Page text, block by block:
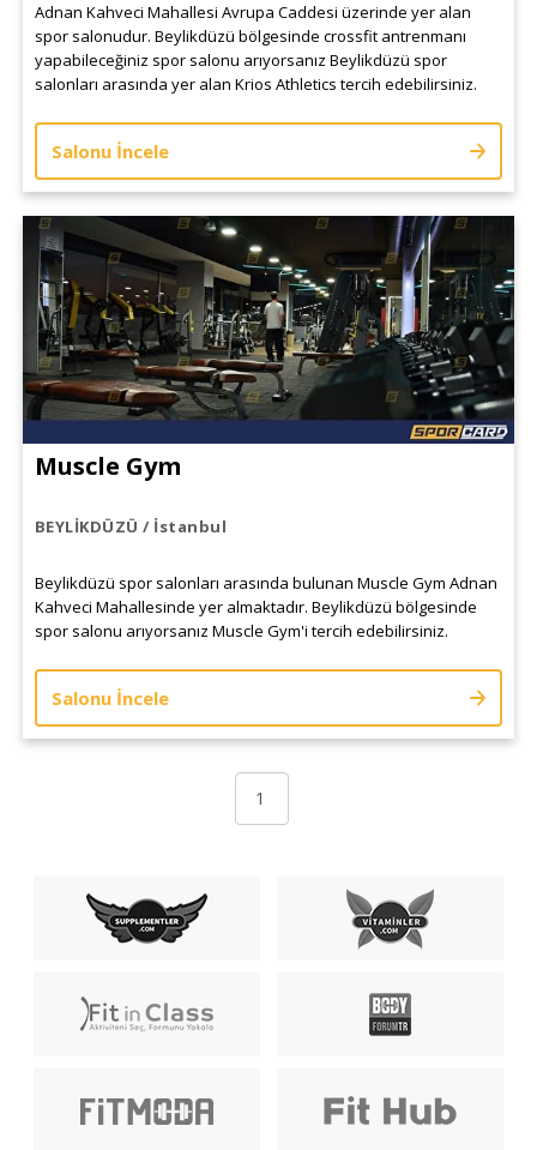
Adnan Kahveci Mahallesi Avrupa Caddesi üzerinde yer alan
spor salonudur. Beylikdüzü bölgesinde crossfit antrenmanı
yapabileceğiniz spor salonu arıyorsanız Beylikdüzü spor
salonları arasında yer alan Krios Athletics tercih edebilirsiniz.
Salonu İncele
Muscle Gym
BEYLİKDÜZÜ / İstanbul
Beylikdüzü spor salonları arasında bulunan Muscle Gym Adnan
Kahveci Mahallesinde yer almaktadır. Beylikdüzü bölgesinde
spor salonu arıyorsanız Muscle Gym'i tercih edebilirsiniz.
Salonu İncele